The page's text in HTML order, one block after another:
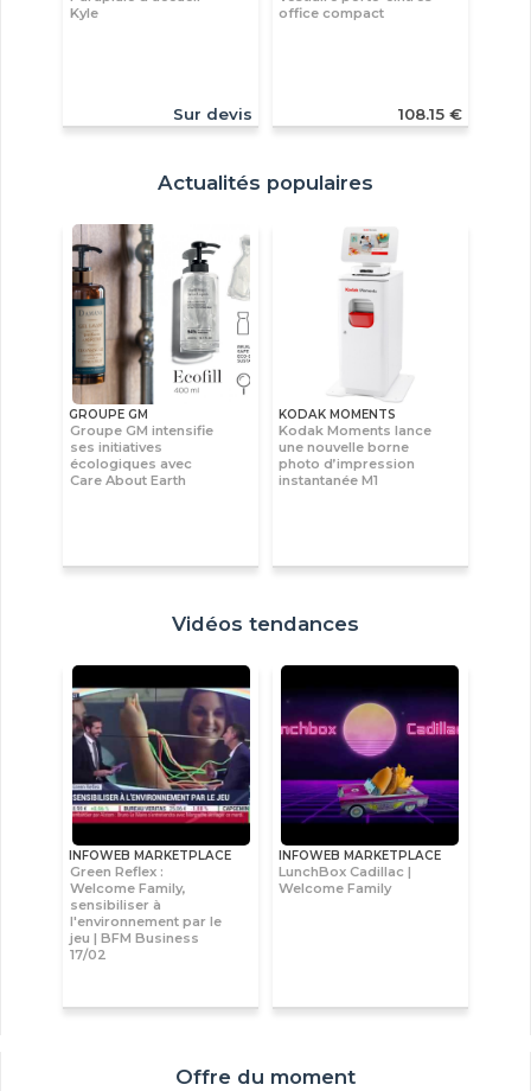
Kyle
Sur devis
office compact
108.15 €
Actualités populaires
GROUPE GM
Groupe GM intensifie
ses initiatives
écologiques avec
Care About Earth
KODAK MOMENTS
Kodak Moments lance
une nouvelle borne
photo d’impression
instantanée M1
Vidéos tendances
INFOWEB MARKETPLACE
Green Reflex :
Welcome Family,
sensibiliser à
l'environnement par le
jeu | BFM Business
17/02
INFOWEB MARKETPLACE
LunchBox Cadillac |
Welcome Family
Offre du moment